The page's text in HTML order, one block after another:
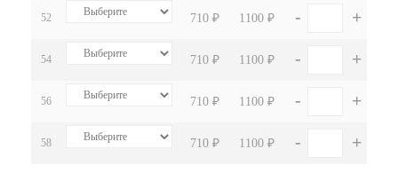
52 710 ₽ 1100 ₽ - +
54 710 ₽ 1100 ₽ - +
56 710 ₽ 1100 ₽ - +
58 710 ₽ 1100 ₽ - +